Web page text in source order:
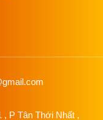
may nút
, P Tân Thới Nhất ,